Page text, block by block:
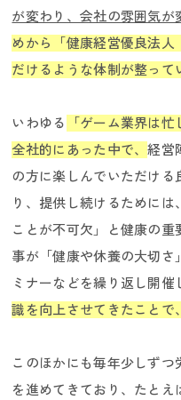
働く
が変わり、会社の雰囲気が
めから「健康経営優良法人
だけるような体制が整って
いわゆる
「ゲーム業界は
全社的にあった中で、経営
の方に楽しんでいただけ
り、提供し続けるために
ことが不可欠」と健康の
事が「健康や休養の大切さ
ミナーなどを繰り返し開催
識を向上させてきたことで
このほかにも毎年少しず
を進めてきており、たとえ